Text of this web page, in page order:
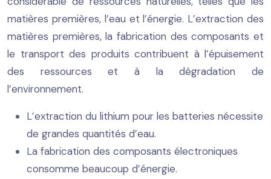
matières premières, l’eau et l’énergie. L’extraction des
matières premières, la fabrication des composants et
le transport des produits contribuent à l’épuisement
des ressources et à la dégradation de
l’environnement.
L’extraction du lithium pour les batteries nécessite
de grandes quantités d’eau.
La fabrication des composants électroniques
consomme beaucoup d’énergie.